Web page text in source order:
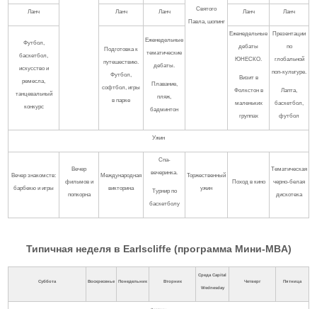
Святого
Павла, шопинг
Ланч Ланч Ланч Ланч Ланч
Футбол,
баскетбол,
искусство и
ремесла,
танцевальный
конкурс
Подготовка к
путешествию.
Футбол,
софтбол, игры
в парке
Еженедельные
тематические
дебаты.
Плавание,
пляж,
бадминтон
Еженедельные
дебаты
ЮНЕСКО.
Визит в
Фолкстон в
маленьких
группах
Презентации
по
глобальной
поп-культуре.
Лапта,
баскетбол,
футбол
Ужин
Вечер знакомств:
барбекю и игры
Вечер
фильмов и
попкорна
Международная
викторина
Спа-
вечеринка.
Турнир по
баскетболу
Торжественный
ужин
Поход в кино
Тематическая
черно-белая
дискотека
Типичная неделя в Earlscliffe (программа Мини-MBA)
Суббота Воскресенье Понедельник Вторник
Среда Capital
Wednesday
Четверг Пятница